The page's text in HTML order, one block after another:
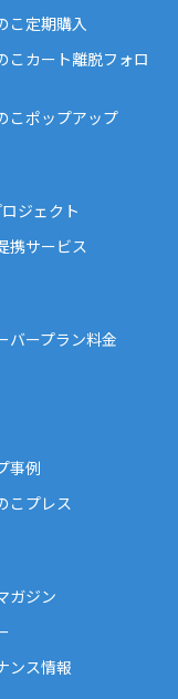
こ定期購入
こカート離脱フォロ
こポップアップ
ジェクト
携サービス
バープラン料金
事例
こプレス
ガジン
ンス情報